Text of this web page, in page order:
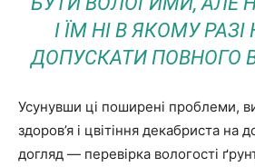
І ЇМ НІ В ЯКОМУ
ДОПУСКАТИ ПОВНОГО
Усунувши ці поширені проблеми,
здоров’я і цвітіння декабриста на
догляд — перевірка вологості